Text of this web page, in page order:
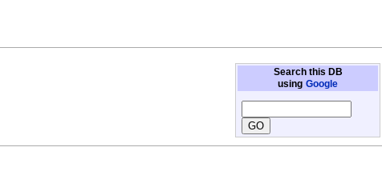
Search this DB
using Google